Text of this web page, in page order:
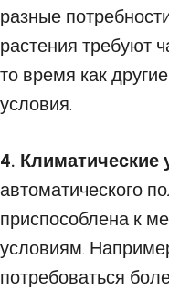
разные
растения требуют
то время как
условия.
4. Климатические
автоматического
приспособлена к
условиям.
потребоваться